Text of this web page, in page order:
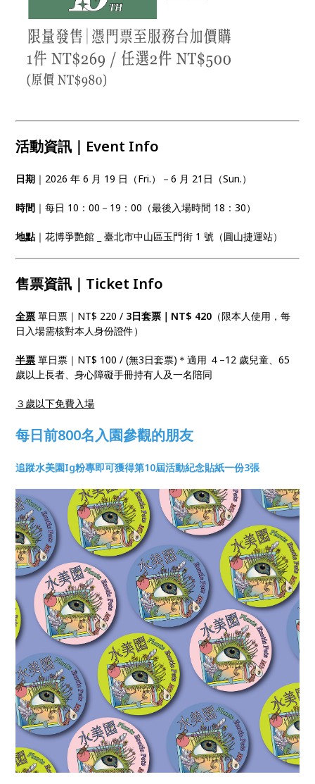
活動資訊｜Event Info
日期 ｜2026 年 6 月 19 日（Fri.）－6 月 21日（Sun.）
時間 ｜每日 10：00－19：00（最後入場時間 18：30）
地點｜花博爭艷館 _ 臺北市中山區玉門街 1 號（圓山捷運站）
售票資訊｜Ticket Info
全票 單日票｜NT$ 220 / 3日套票｜NT$ 420 （限本人使用，每
日入場需核對本人身份證件）
半票 單日票｜NT$ 100 / (無3日套票)＊適用 ４–12 歲兒童、65
歲以上長者、身心障礙手冊持有人及一名陪同
３歲以下免費入場
每日前800名入園參觀的朋友
追蹤水美園Ig粉專即可獲得第10屆活動紀念貼紙一份3張